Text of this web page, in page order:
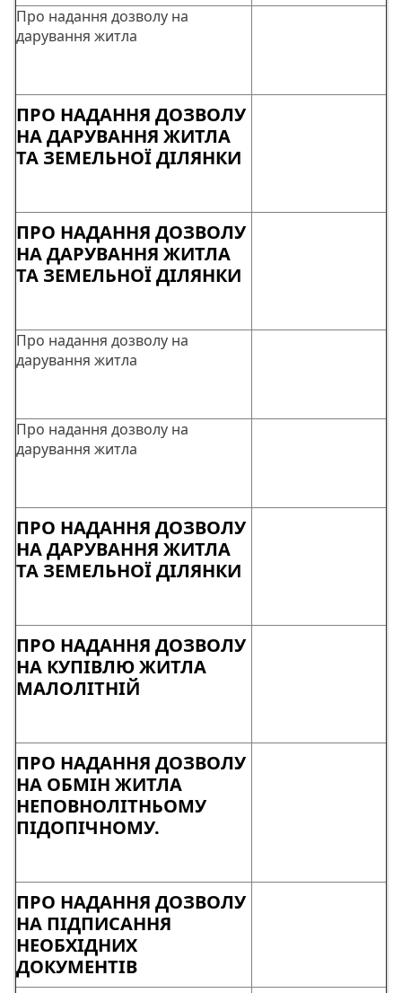
Про надання дозволу на
дарування житла
ПРО НАДАННЯ ДОЗВОЛУ
НА ДАРУВАННЯ ЖИТЛА
ТА ЗЕМЕЛЬНОЇ ДІЛЯНКИ
ПРО НАДАННЯ ДОЗВОЛУ
НА ДАРУВАННЯ ЖИТЛА
ТА ЗЕМЕЛЬНОЇ ДІЛЯНКИ
Про надання дозволу на
дарування житла
Про надання дозволу на
дарування житла
ПРО НАДАННЯ ДОЗВОЛУ
НА ДАРУВАННЯ ЖИТЛА
ТА ЗЕМЕЛЬНОЇ ДІЛЯНКИ
ПРО НАДАННЯ ДОЗВОЛУ
НА КУПІВЛЮ ЖИТЛА
МАЛОЛІТНІЙ
ПРО НАДАННЯ ДОЗВОЛУ
НА ОБМІН ЖИТЛА
НЕПОВНОЛІТНЬОМУ
ПІДОПІЧНОМУ.
ПРО НАДАННЯ ДОЗВОЛУ
НА ПІДПИСАННЯ
НЕОБХІДНИХ
ДОКУМЕНТІВ